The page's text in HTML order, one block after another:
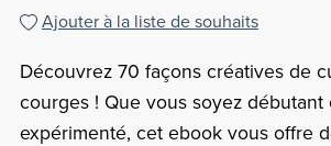
Ajouter à la liste de souhaits
Découvrez 70 façons créatives de
courges ! Que vous soyez débutant
expérimenté, cet ebook vous offre